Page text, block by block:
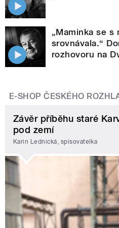
„Maminka se s
srovnávala.“
rozhovoru na
E-SHOP ČESKÉHO
Závěr příběhu staré
pod zemí
Karin Lednická, spisovatelka